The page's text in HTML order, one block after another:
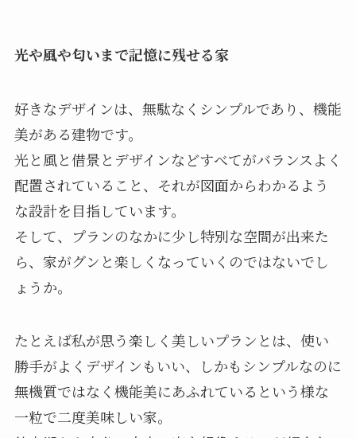
光や風や匂いまで記憶に残せる家
好きなデザインは、無駄なくシンプルであり、機能
美がある建物です。
光と風と借景とデザインなどすべてがバランスよく
配置されていること、それが図面からわかるよう
な設計を目指しています。
そして、プランのなかに少し特別な空間が出来た
ら、家がグンと楽しくなっていくのではないでし
ょうか。
たとえば私が思う楽しく美しいプランとは、使い
勝手がよくデザインもいい、しかもシンプルなのに
無機質ではなく機能美にあふれているという様な
一粒で二度美味しい家。